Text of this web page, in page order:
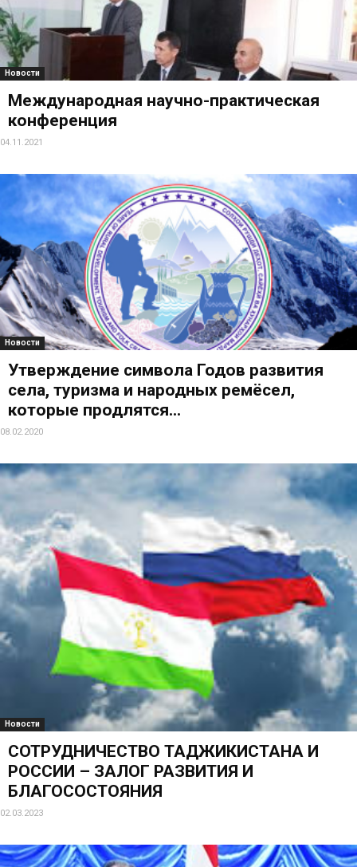
Новости
Международная научно-практическая
конференция
04.11.2021
Новости
Утверждение символа Годов развития
села, туризма и народных ремёсел,
которые продлятся...
08.02.2020
Новости
СОТРУДНИЧЕСТВО ТАДЖИКИСТАНА И
РОССИИ – ЗАЛОГ РАЗВИТИЯ И
БЛАГОСОСТОЯНИЯ
02.03.2023